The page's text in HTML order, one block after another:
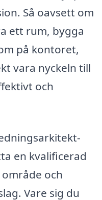
Så oavsett om
ett rum, bygga
på kontoret,
vara nyckeln till
och
en kvalificerad
och
Vare sig du